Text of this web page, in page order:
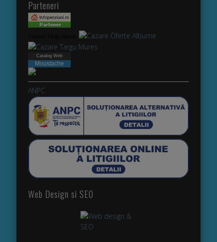
Parteneri
Catalog Web
Moustache
webdesign
ANPC
Web Design si SEO